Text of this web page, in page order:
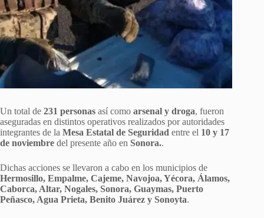
Un total de 231 personas así como arsenal y droga, fueron
aseguradas en distintos operativos realizados por autoridades
integrantes de la Mesa Estatal de Seguridad entre el 10 y 17
de noviembre del presente año en Sonora..
Dichas acciones se llevaron a cabo en los municipios de
Hermosillo, Empalme, Cajeme, Navojoa, Yécora, Álamos,
Caborca, Altar, Nogales, Sonora, Guaymas, Puerto
Peñasco, Agua Prieta, Benito Juárez y Sonoyta.